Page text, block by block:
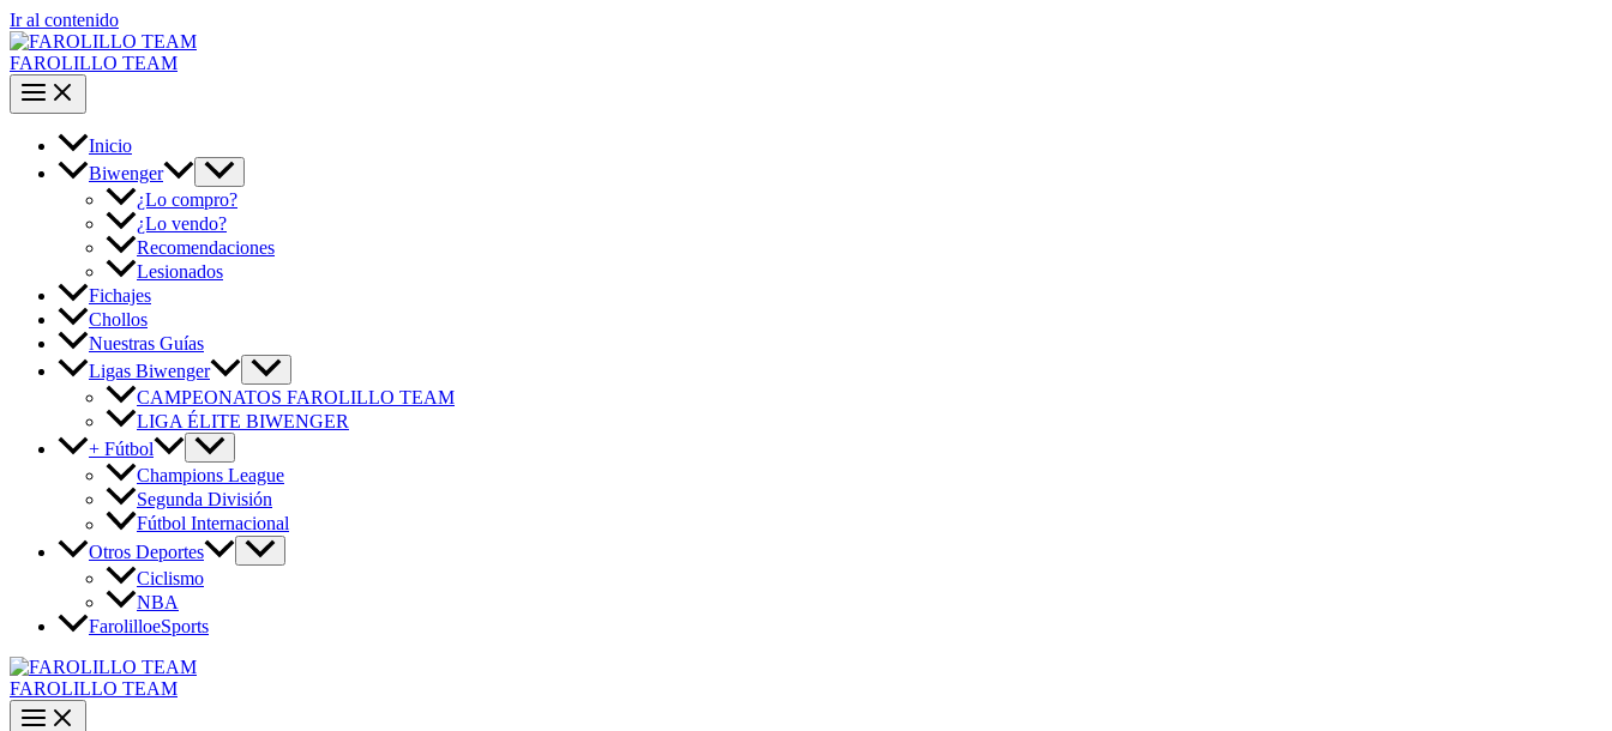
Ir al contenido
FAROLILLO TEAM
Inicio
Biwenger
¿Lo compro?
¿Lo vendo?
Recomendaciones
Lesionados
Fichajes
Chollos
Nuestras Guías
Ligas Biwenger
CAMPEONATOS FAROLILLO TEAM
LIGA ÉLITE BIWENGER
+ Fútbol
Champions League
Segunda División
Fútbol Internacional
Otros Deportes
Ciclismo
NBA
FarolilloeSports
FAROLILLO TEAM